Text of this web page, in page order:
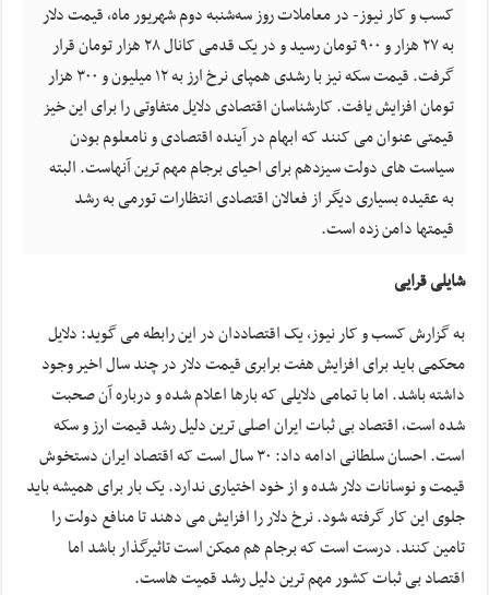
کسب و کار نیوز- در معاملات روز سه‌شنبه دوم شهریور ماه، قیمت دلار
به ۲۷ هزار و ۹۰۰ تومان رسید و در یک قدمی کانال ۲۸ هزار تومان قرار
گرفت. قیمت سکه نیز با رشدی همپای نرخ ارز به ۱۲ میلیون و ۳۰۰ هزار
تومان افزایش یافت. کارشناسان اقتصادی دلایل متفاوتی را برای این خیز
قیمتی عنوان می کنند که ابهام در آینده اقتصادی و نامعلوم بودن
سیاست های دولت سیزدهم برای احیای برجام مهم ترین آنهاست. البته
به عقیده بسیاری دیگر از فعالان اقتصادی انتظارات تورمی به رشد
قیمتها دامن زده است.
شایلی قرایی
به گزارش کسب و کار نیوز، یک اقتصاددان در این رابطه می گوید: دلایل
محکمی باید برای افزایش هفت برابری قیمت دلار در چند سال اخیر وجود
داشته باشد. اما با تمامی دلایلی که بارها اعلام شده و درباره آن صحبت
شده است، اقتصاد بی ثبات ایران اصلی ترین دلیل رشد قیمت ارز و سکه
است. احسان سلطانی ادامه داد: ۳۰ سال است که اقتصاد ایران دستخوش
قیمت و نوسانات دلار شده و از خود اختیاری ندارد. یک بار برای همیشه باید
جلوی این کار گرفته شود. نرخ دلار را افزایش می دهند تا منافع دولت را
تامین کنند. درست است که برجام هم ممکن است تاثیرگذار باشد اما
اقتصاد بی ثبات کشور مهم ترین دلیل رشد قمیت هاست.